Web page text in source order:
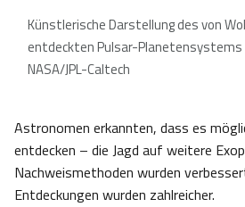
Künstlerische Darstellung des von
entdeckten Pulsar-Planetensystems
NASA/JPL-Caltech
Astronomen erkannten, dass es
entdecken – die Jagd auf weitere
Nachweismethoden wurden
Entdeckungen wurden zahlreicher.